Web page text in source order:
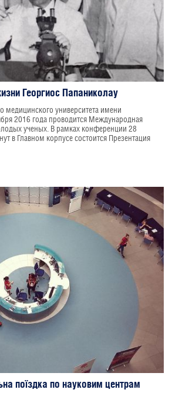
Георгиос Папаниколау
университета имени
2016 года проводится Международная
ученых. В рамках конференции 28
в Главном корпусе состоится Презентация
поїздка по науковим центрам